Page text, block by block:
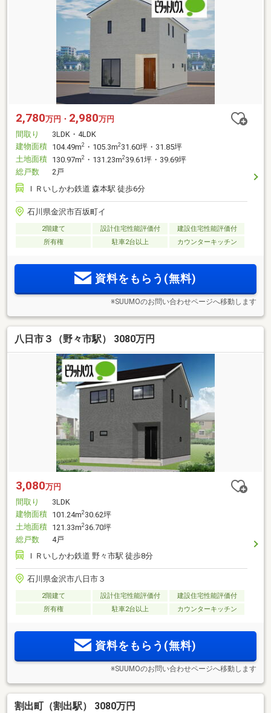
2,780万円・ 2,980万円
間取り
3LDK・4LDK
建物面積 104.49m2 ・105.3m231.60坪・31.85坪
土地面積 130.97m2 ・131.23m239.61坪・39.69坪
総戸数
2戸
ＩＲいしかわ鉄道 森本駅 徒歩6分
石川県金沢市百坂町イ
2階建て 設計住宅性能評価付
建設住宅性能評価付
所有権
駐車2台以上 カウンターキッチン
資料をもらう(無料)
※SUUMOのお問い合わせページへ移動します
八日市３（野々市駅） 3080万円
3,080万円
間取り
3LDK
建物面積 101.24m2 30.62坪
土地面積 121.33m2 36.70坪
総戸数
4戸
ＩＲいしかわ鉄道 野々市駅 徒歩8分
石川県金沢市八日市３
2階建て 設計住宅性能評価付
建設住宅性能評価付
所有権
駐車2台以上 カウンターキッチン
資料をもらう(無料)
※SUUMOのお問い合わせページへ移動します
割出町（割出駅） 3080万円